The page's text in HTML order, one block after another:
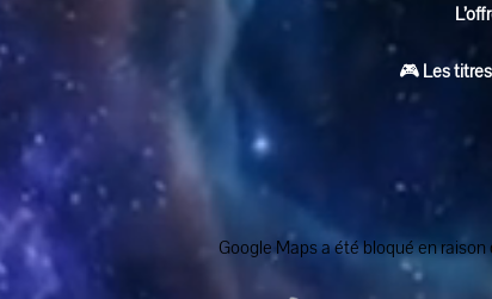
🎮 Les
Google Maps a été bloqué en